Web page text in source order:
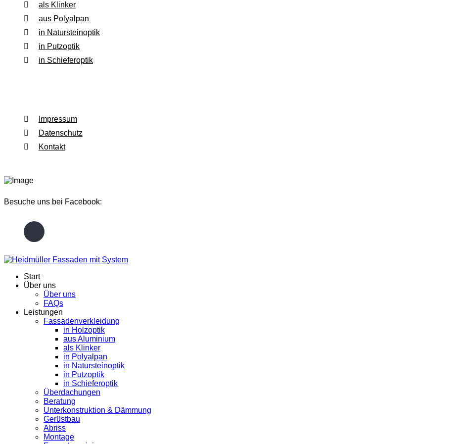
als Klinker
aus Polyalpan
in Natursteinoptik
in Putzoptik
in Schieferoptik
Impressum
Datenschutz
Kontakt
Besuche uns bei Facebook:
Start
Über uns
Über uns
FAQs
Leistungen
Fassadenverkleidung
in Holzoptik
aus Aluminium
als Klinker
in Polyalpan
in Natursteinoptik
in Putzoptik
in Schieferoptik
Überdachungen
Beratung
Unterkonstruktion & Dämmung
Gerüstbau
Abriss
Montage